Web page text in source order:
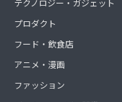
テクノロジー・ガジェット
プロダクト
フード・飲食店
アニメ・漫画
ファッション